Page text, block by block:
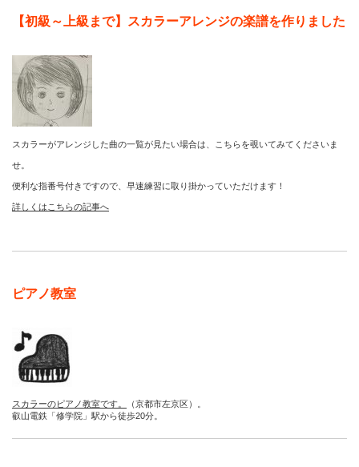
【初級～上級まで】スカラーアレンジの楽譜を作りました
スカラーがアレンジした曲の一覧が見たい場合は、こちらを覗いてみてくださいま
せ。
便利な指番号付きですので、早速練習に取り掛かっていただけます！
詳しくはこちらの記事へ
ピアノ教室
スカラーのピアノ教室です。
（京都市左京区）。
叡山電鉄「修学院」駅から徒歩20分。